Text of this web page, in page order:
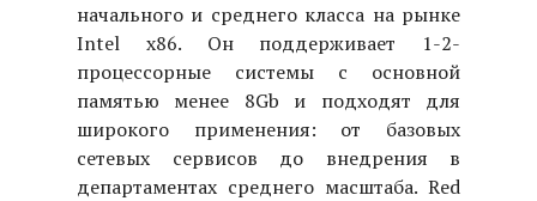
начального и среднего класса на рынке
Intel x86. Он поддерживает 1-2-
процессорные системы с основной
памятью менее 8Gb и подходят для
широкого применения: от базовых
сетевых сервисов до внедрения в
департаментах среднего масштаба. Red